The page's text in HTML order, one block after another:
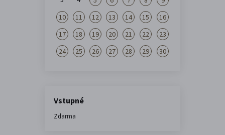
10
11 12 13 14 15
16
17
18 19 20 21 22
23
24
25 26 27 28 29 30
Vstupné
Zdarma